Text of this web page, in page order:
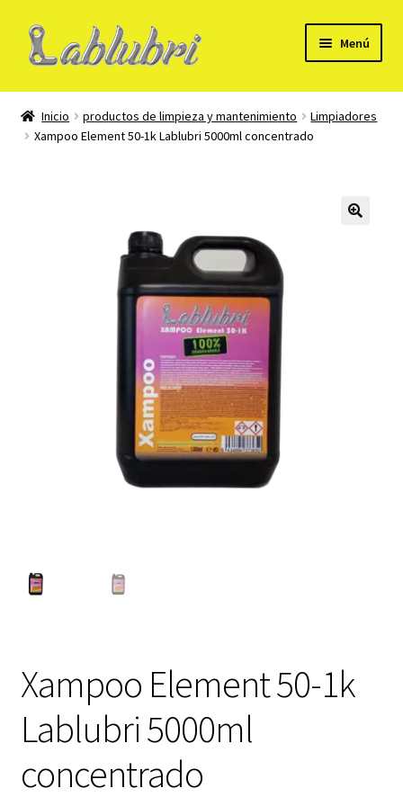
IrIr
al
Menú
Mi Cuenta
Formulario para alta de cliente B2B
Inicio productos de limpieza y mantenimiento
Limpiadores
Xampoo Element 50-1k Lablubri 5000ml concentrado
Xampoo Element 50-1k
Lablubri 5000ml
concentrado